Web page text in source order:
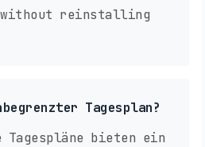
reinstalling
Tagesplan?
Tagespläne bieten ein